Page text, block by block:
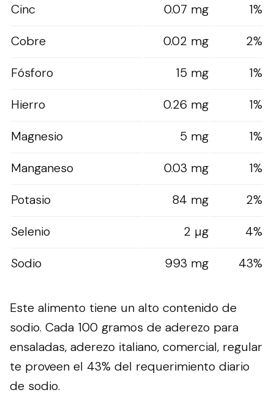
Cinc
0.07 mg
1%
Cobre
0.02 mg
2%
Fósforo
15 mg
1%
Hierro
0.26 mg
1%
Magnesio
5 mg
1%
Manganeso
0.03 mg
1%
Potasio
84 mg
2%
Selenio
2 µg
4%
Sodio
993 mg 43%
Este alimento tiene un alto contenido de
sodio. Cada 100 gramos de aderezo para
ensaladas, aderezo italiano, comercial, regular
te proveen el 43% del requerimiento diario
de sodio.